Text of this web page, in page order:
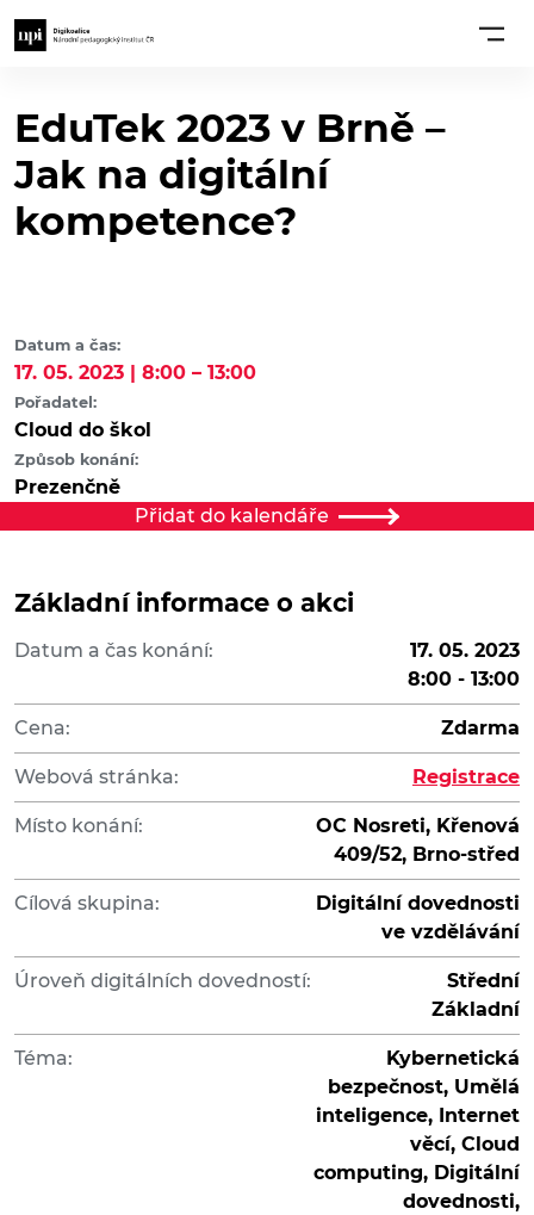
EduTek 2023 v Brně –
Jak na digitální
kompetence?
Datum a čas:
17. 05. 2023 | 8:00 – 13:00
Pořadatel:
Cloud do škol
Způsob konání:
Prezenčně
Přidat do kalendáře
Základní informace o akci
Datum a čas konání:
17. 05. 2023
8:00 - 13:00
Cena: Zdarma
Webová stránka: Registrace
Místo konání:
OC Nosreti, Křenová
409/52, Brno-střed
Cílová skupina:
Digitální dovednosti
ve vzdělávání
Úroveň digitálních dovedností:
Střední
Základní
Téma:
Kybernetická
bezpečnost, Umělá
inteligence, Internet
věcí, Cloud
computing, Digitální
dovednosti,